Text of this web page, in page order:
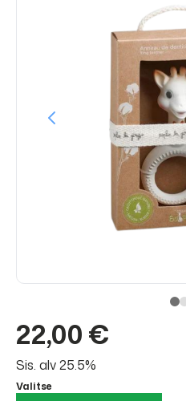
22,00 €
Sis. alv 25.5%
Valitse